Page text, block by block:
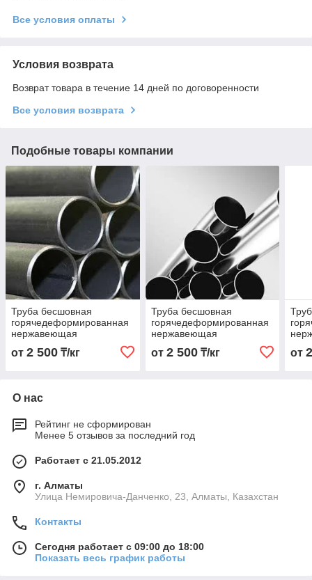
Все условия оплаты
Условия возврата
Возврат товара в течение 14 дней по договоренности
Все условия возврата
Подобные товары компании
Труба бесшовная
горячедеформированная
нержавеющая
57х3,0х6000 Марка
12Х18Н10Т
от 2 500 ₸/кг
Труба бесшовная
горячедеформированная
нержавеющая
48х3,0х6000 Марка
12Х18Н10Т
от 2 500₸/кг от
О нас
Рейтинг не сформирован
Менее 5 отзывов за последний год
Работает с 21.05.2012
г. Алматы
Улица Немировича-Данченко, 23, Алматы, Казахстан
Контакты
Сегодня работает с 09:00 до 18:00
Показать весь график работы